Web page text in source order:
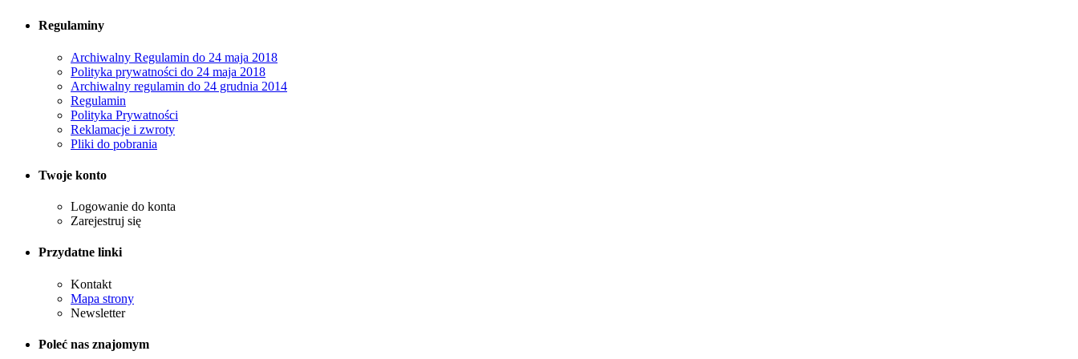
Regulaminy
Archiwalny Regulamin do 24 maja 2018
Polityka prywatności do 24 maja 2018
Archiwalny regulamin do 24 grudnia 2014
Regulamin
Polityka Prywatności
Reklamacje i zwroty
Pliki do pobrania
Twoje konto
Logowanie do konta
Zarejestruj się
Przydatne linki
Kontakt
Mapa strony
Newsletter
Poleć nas znajomym